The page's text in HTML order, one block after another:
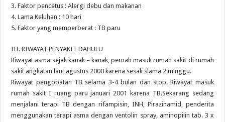
3. Faktor pencetus : Alergi debu dan makanan
4. Lama Keluhan : 10 hari
5. Faktor yang memperberat : TB paru
III. RIWAYAT PENYAKIT DAHULU
Riwayat asma sejak kanak – kanak, pernah masuk rumah sakit di rumah
sakit angkatan laut agustus 2000 karena sesak slama 2 minggu.
Riwayat pengobatan TB selama 3-4 bulan dan stop. Riwayat masuk
rumah sakit I ruang paru januari 2001 karena TB.Sekarang sedang
menjalani terapi TB dengan rifampisin, INH, Pirazinamid, penderita
menggunakan terapi asma dengan ventolin spray, aminopilin tab. 3 x